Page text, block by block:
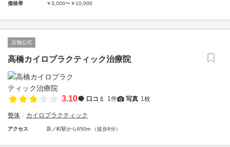
価格帯
￥3,000〜￥10,000
店舗公式
高橋カイロプラクティック治療院
3.10 口コミ 1件 写真 1枚
整体 カイロプラクティック
アクセス 原ノ町駅から650m （徒歩9分）